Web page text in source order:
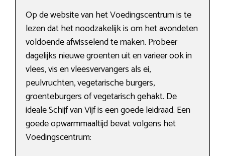
Op de website van het Voedingscentrum is te
lezen dat het noodzakelijk is om het avondeten
voldoende afwisselend te maken. Probeer
dagelijks nieuwe groenten uit en varieer ook in
vlees, vis en vleesvervangers als ei,
peulvruchten, vegetarische burgers,
groenteburgers of vegetarisch gehakt. De
ideale Schijf van Vijf is een goede leidraad. Een
goede opwarmmaaltijd bevat volgens het
Voedingscentrum: